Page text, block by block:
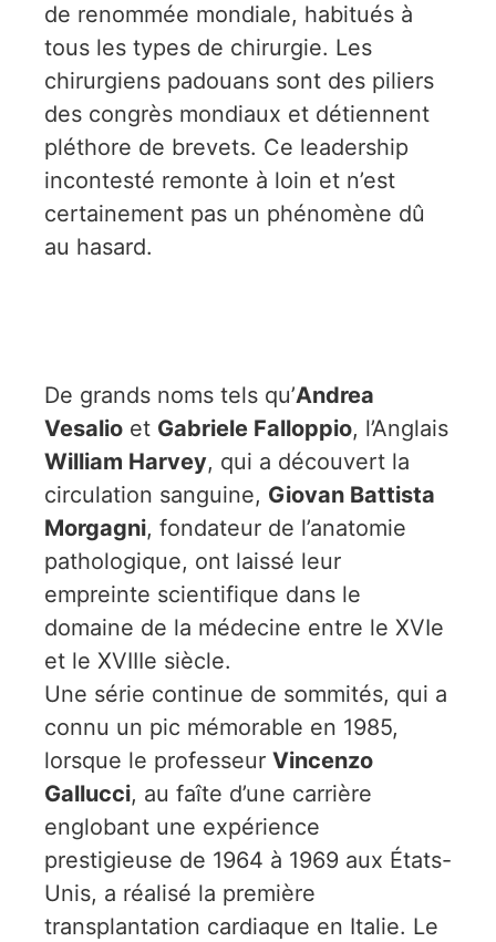
de renommée mondiale, habitués à
tous les types de chirurgie. Les
chirurgiens padouans sont des piliers
des congrès mondiaux et détiennent
pléthore de brevets. Ce leadership
incontesté remonte à loin et n’est
certainement pas un phénomène dû
au hasard.
De grands noms tels qu’Andrea
Vesalio et Gabriele Falloppio, l’Anglais
William Harvey, qui a découvert la
circulation sanguine, Giovan Battista
Morgagni, fondateur de l’anatomie
pathologique, ont laissé leur
empreinte scientifique dans le
domaine de la médecine entre le XVIe
et le XVIIIe siècle.
Une série continue de sommités, qui a
connu un pic mémorable en 1985,
lorsque le professeur Vincenzo
Gallucci, au faîte d’une carrière
englobant une expérience
prestigieuse de 1964 à 1969 aux États-
Unis, a réalisé la première
transplantation cardiaque en Italie. Le